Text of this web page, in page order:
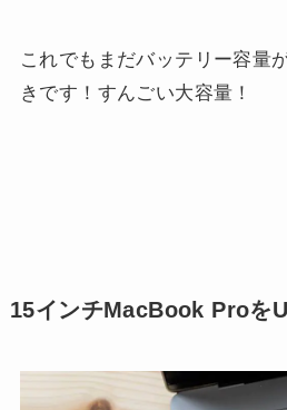
これでもまだバッテリー容量
きです！すんごい大容量！
15インチMacBook Proを